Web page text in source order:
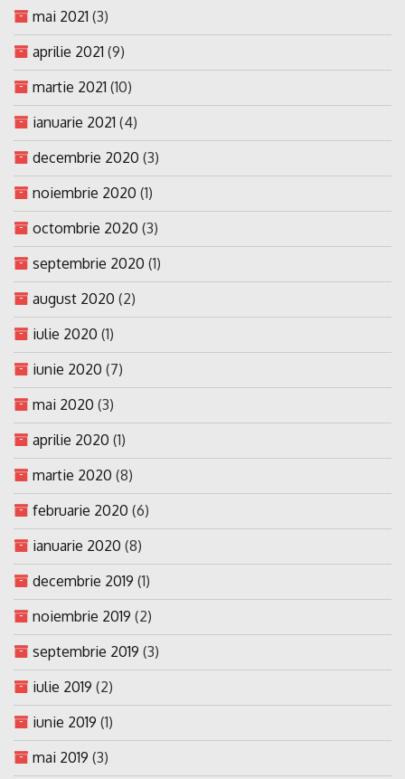
mai 2021 (3)
aprilie 2021 (9)
martie 2021 (10)
ianuarie 2021 (4)
decembrie 2020 (3)
noiembrie 2020 (1)
octombrie 2020 (3)
septembrie 2020 (1)
august 2020 (2)
iulie 2020 (1)
iunie 2020 (7)
mai 2020 (3)
aprilie 2020 (1)
martie 2020 (8)
februarie 2020 (6)
ianuarie 2020 (8)
decembrie 2019 (1)
noiembrie 2019 (2)
septembrie 2019 (3)
iulie 2019 (2)
iunie 2019 (1)
mai 2019 (3)